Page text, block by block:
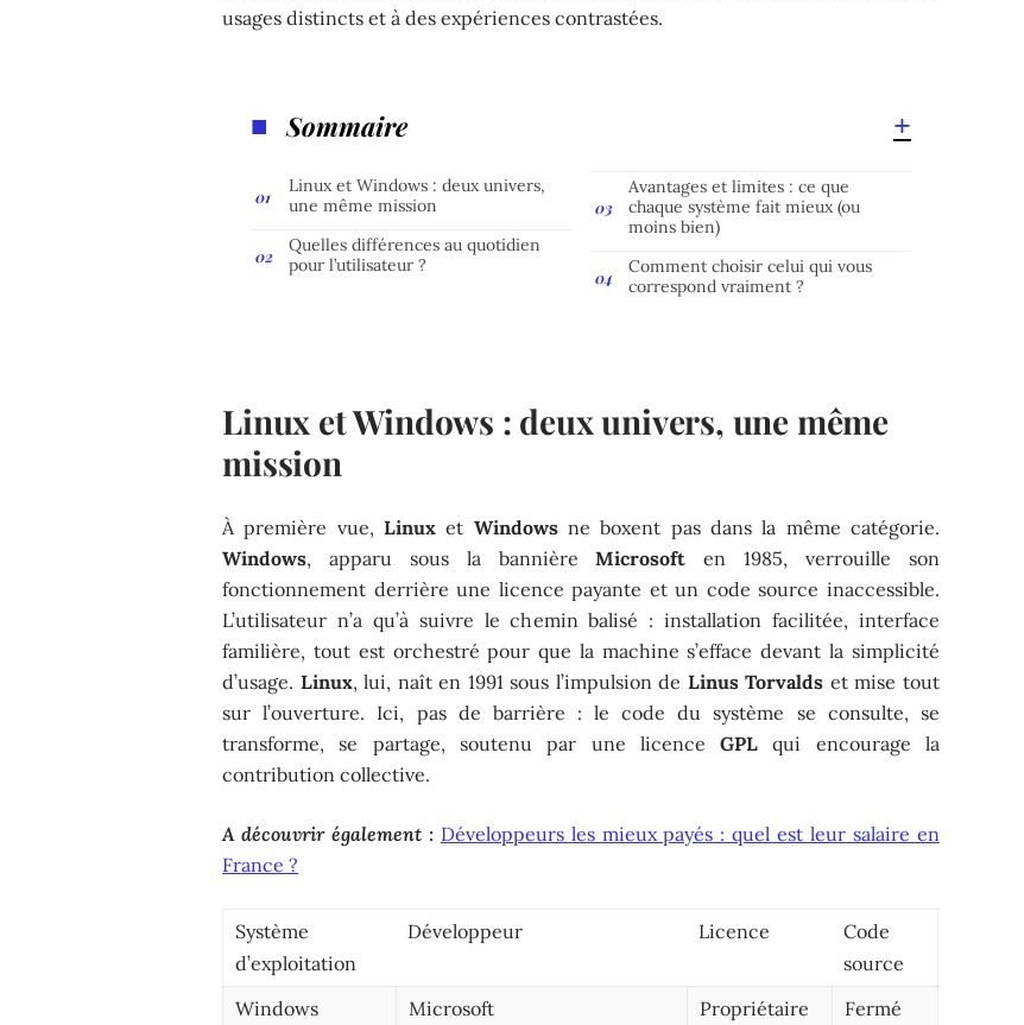
usages distincts et à des expériences contrastées.
Sommaire
Linux et Windows : deux univers,
une même mission
Quelles différences au quotidien
pour l’utilisateur ?
Avantages et limites : ce que
chaque système fait mieux (ou
moins bien)
Comment choisir celui qui vous
correspond vraiment ?
Linux et Windows : deux univers, une même
mission
À première vue,Linux et Windowsne boxent pas dans la même catégorie.
Windows, apparu sous la bannièreMicrosoft en 1985, verrouille son
fonctionnement derrière une licence payante et un code source inaccessible.
L’utilisateur n’a qu’à suivre le chemin balisé : installation facilitée, interface
familière, tout est orchestré pour que la machine s’efface devant la simplicité
d’usage. Linux, lui, naît en 1991 sous l’impulsion de Linus Torvalds et mise tout
sur l’ouverture. Ici, pas de barrière : le code du système se consulte, se
transforme, se partage, soutenu par une licenceGPL qui encourage la
contribution collective.
A découvrir également : Développeurs les mieux payés : quel est leur salaire en
France ?
Système
d’exploitation
Développeur Licence
Code
source
Windows
Microsoft Propriétaire Fermé